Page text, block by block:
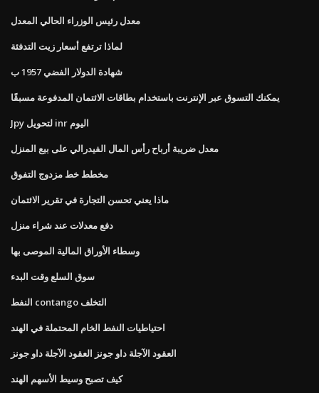
معدل رئيس الوزراء الحالي المعدل
لماذا ترتفع أسعار زيت التدفئة
شهادة الدولار الفضي 1957 ب
يمكنك التسوق عبر الإنترنت باستخدام بطاقات الائتمان المدفوعة مسبقًا
Jpy لتحويل inr اليوم
معدل ضريبة أرباح رأس المال الفيدرالي على بيع المنزل
مخطط خط مزدوج التفوق
ماذا يعني تحسن التجارة في تقرير الائتمان
دفع معدلات عند شراء منزل
وسطاء الأوراق المالية الموصى بها
سوق السلع وقت البدء
النفط contango التخلف
احتياطيات النفط الخام المحتملة في الهند
العقود الآجلة داو جونز العقود الآجلة داو جونز
كيف تصبح وسيط الأسهم الهند